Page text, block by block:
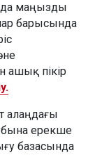
маңызды
барысында
ашық пікір
алаңдағы
ерекше
базасында